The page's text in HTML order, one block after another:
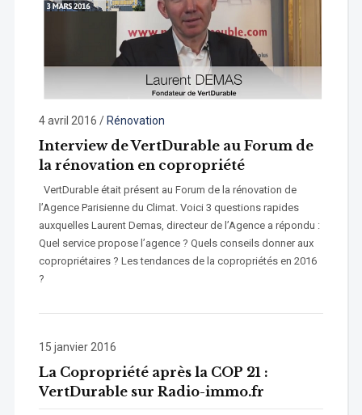
4 avril 2016 /Rénovation
Interview de VertDurable au Forum de
la rénovation en copropriété
VertDurable était présent au Forum de la rénovation de
l’Agence Parisienne du Climat. Voici 3 questions rapides
auxquelles Laurent Demas, directeur de l’Agence a répondu :
Quel service propose l’agence ? Quels conseils donner aux
copropriétaires ? Les tendances de la copropriétés en 2016
?
15 janvier 2016
La Copropriété après la COP 21 :
VertDurable sur Radio-immo.fr